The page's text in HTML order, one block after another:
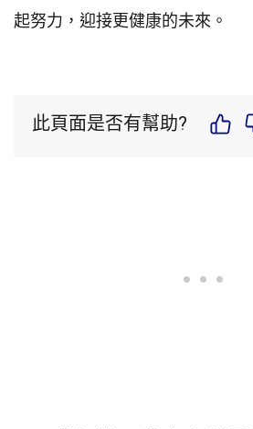
起努力，迎接更健康的未來。
此頁面是否有幫助?